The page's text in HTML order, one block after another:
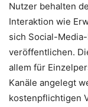
Nutzer behalten
Interaktion wie
sich Social-
veröffentlichen.
allem für
Kanäle angelegt
kostenpflichtigen